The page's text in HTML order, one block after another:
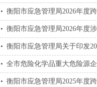
• 衡阳市应急管理局2026年度
• 衡阳市应急管理局2026年度
• 衡阳市应急管理局关于印发
• 全市危险化学品重大危险源
• 衡阳市应急管理局2025年度